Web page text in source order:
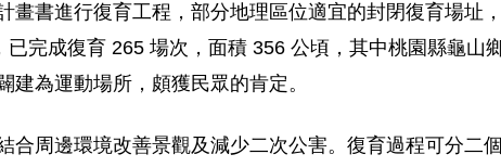
畫書進行復育工程，部分地理區位適宜的封閉復育場址
完成復育 265 場次，面積 356 公頃，其中桃園縣龜山
為運動場所，頗獲民眾的肯定。
合周邊環境改善景觀及減少二次公害。復育過程可分二